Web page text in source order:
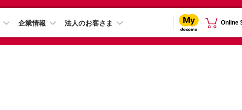
企業情報 法人のお客さま Online